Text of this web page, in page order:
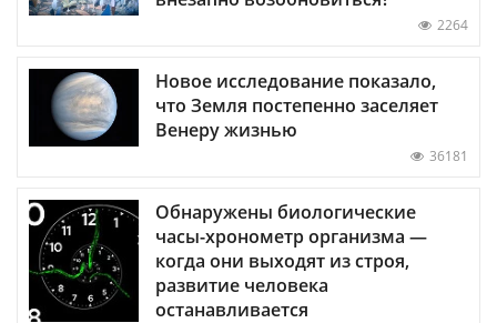
2264
Новое исследование показало,
что Земля постепенно заселяет
Венеру жизнью
36181
Обнаружены биологические
часы-хронометр организма —
когда они выходят из строя,
развитие человека
останавливается